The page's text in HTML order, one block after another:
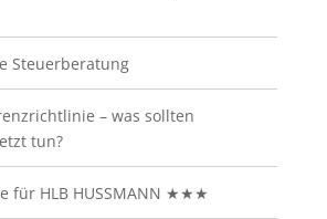
Steuerberatung
– was sollten
tun?
für HLB HUSSMANN ★★★